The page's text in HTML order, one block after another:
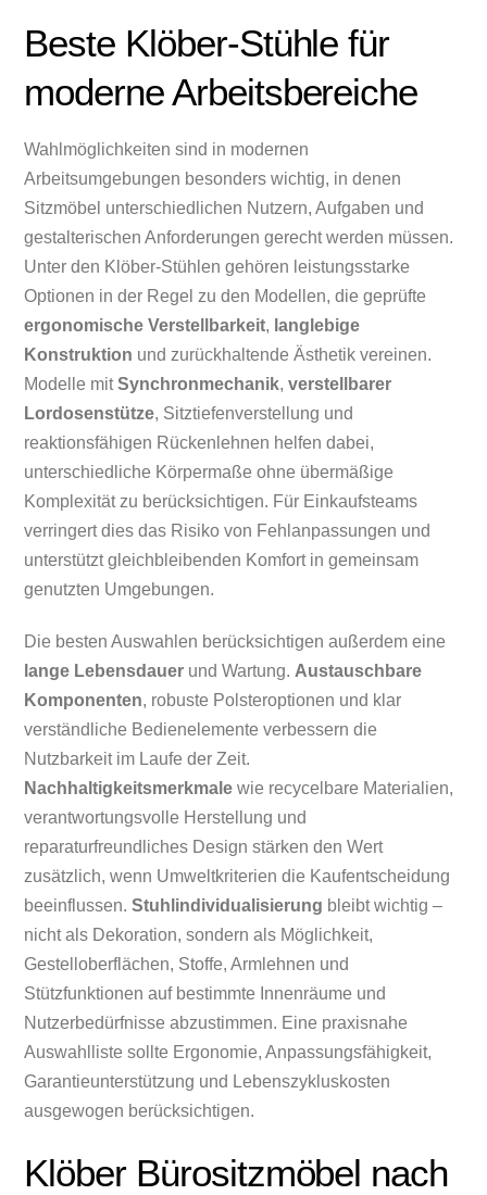
Beste Klöber-Stühle für
moderne Arbeitsbereiche
Wahlmöglichkeiten sind in modernen
Arbeitsumgebungen besonders wichtig, in denen
Sitzmöbel unterschiedlichen Nutzern, Aufgaben und
gestalterischen Anforderungen gerecht werden müssen.
Unter den Klöber-Stühlen gehören leistungsstarke
Optionen in der Regel zu den Modellen, die geprüfte
ergonomische Verstellbarkeit, langlebige
Konstruktion und zurückhaltende Ästhetik vereinen.
Modelle mitSynchronmechanik,verstellbarer
Lordosenstütze, Sitztiefenverstellung und
reaktionsfähigen Rückenlehnen helfen dabei,
unterschiedliche Körpermaße ohne übermäßige
Komplexität zu berücksichtigen. Für Einkaufsteams
verringert dies das Risiko von Fehlanpassungen und
unterstützt gleichbleibenden Komfort in gemeinsam
genutzten Umgebungen.
Die besten Auswahlen berücksichtigen außerdem eine
lange Lebensdauer und Wartung. Austauschbare
Komponenten, robuste Polsteroptionen und klar
verständliche Bedienelemente verbessern die
Nutzbarkeit im Laufe der Zeit.
Nachhaltigkeitsmerkmale wie recycelbare Materialien,
verantwortungsvolle Herstellung und
reparaturfreundliches Design stärken den Wert
zusätzlich, wenn Umweltkriterien die Kaufentscheidung
beeinflussen.Stuhlindividualisierung bleibt wichtig –
nicht als Dekoration, sondern als Möglichkeit,
Gestelloberflächen, Stoffe, Armlehnen und
Stützfunktionen auf bestimmte Innenräume und
Nutzerbedürfnisse abzustimmen. Eine praxisnahe
Auswahlliste sollte Ergonomie, Anpassungsfähigkeit,
Garantieunterstützung und Lebenszykluskosten
ausgewogen berücksichtigen.
Klöber Bürositzmöbel nach